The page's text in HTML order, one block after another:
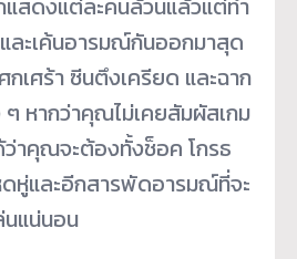
สดงแต่ละคนล้วนแล้วแต่ทำ
ละเค้นอารมณ์กันออกมาสุด
กเศร้า ซีนตึงเครียด และฉาก
หากว่าคุณไม่เคยสัมผัสเกม
าคุณจะต้องทั้งช็อค โกรธ
ดหู่และอีกสารพัดอารมณ์ที่จะ
นแน่นอน